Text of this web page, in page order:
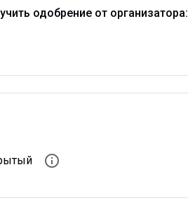
одобрение от организатора:
info_outline